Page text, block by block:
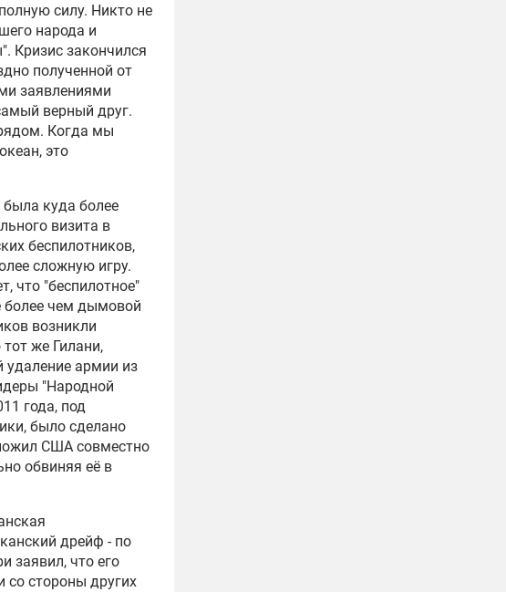
силу. Никто не
народа и
Кризис закончился
полученной от
заявлениями
верный друг.
Когда мы
это
куда более
визита в
беспилотников,
сложную игру.
что "беспилотное"
более чем дымовой
возникли
же Гилани,
удаление армии из
"Народной
года, под
было сделано
США совместно
обвиняя её в
дрейф - по
заявил, что его
со стороны других